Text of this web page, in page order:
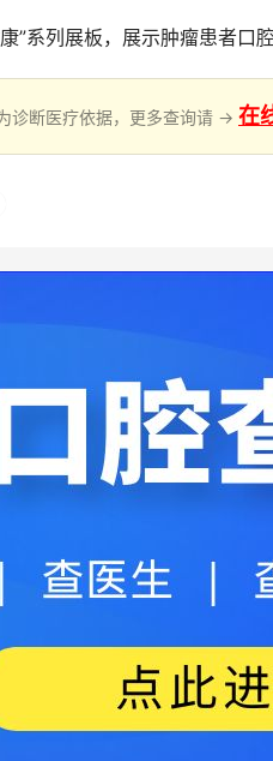
”系列展板，展示肿瘤患者口
诊断医疗依据，更多查询请 → 在